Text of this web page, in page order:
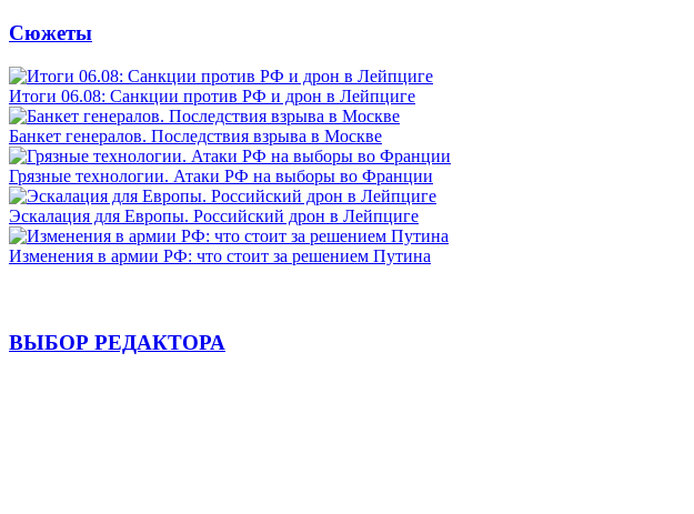
Сюжеты
Итоги 06.08: Санкции против РФ и дрон в Лейпциге
Банкет генералов. Последствия взрыва в Москве
Грязные технологии. Атаки РФ на выборы во Франции
Эскалация для Европы. Российский дрон в Лейпциге
Изменения в армии РФ: что стоит за решением Путина
ВЫБОР РЕДАКТОРА